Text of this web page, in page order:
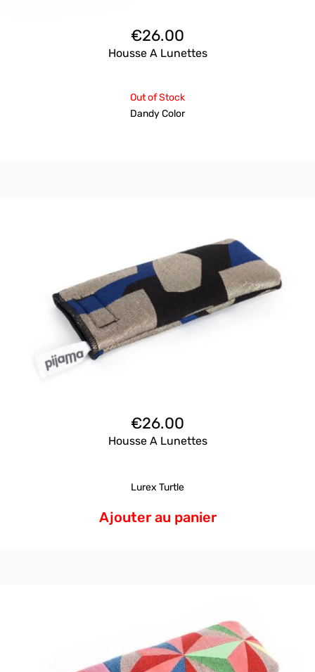
€26.00
Housse A Lunettes
Out of Stock
Dandy Color
€26.00
Housse A Lunettes
Lurex Turtle
Ajouter au panier